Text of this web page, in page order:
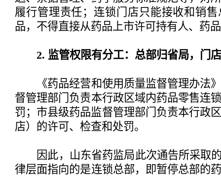
履行管理责任；连锁门店只能接收和销
品，不得直接从药品上市许可持有人、药
2. 监管权限有分工：总部归省局，门
《药品经营和使用质量监督管理办法》
督管理部门负责本行政区域内药品零售连
罚；市县级药品监督管理部门负责本行政
店）的许可、检查和处罚。
因此，山东省药监局此次通告所采取的
律层面指向的是连锁总部，即暂停总部的